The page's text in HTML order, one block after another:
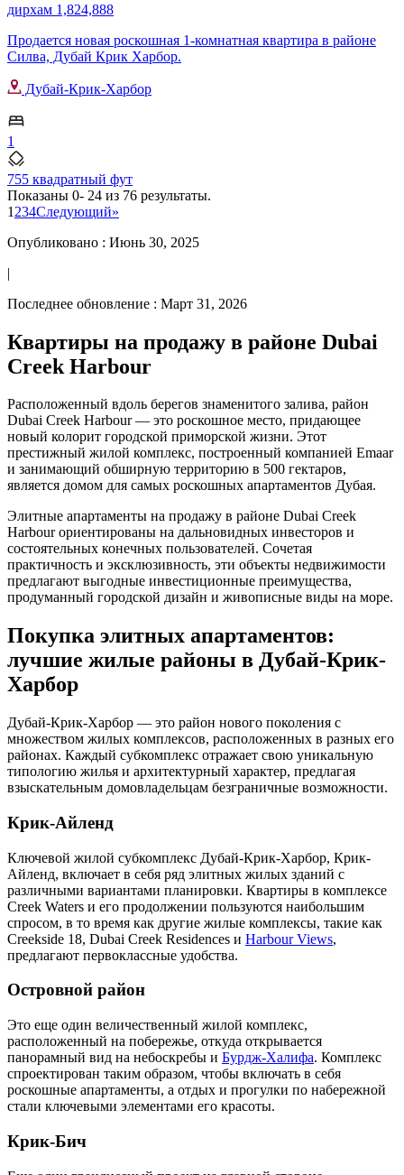
дирхам 1,824,888
Продается новая роскошная 1-комнатная квартира в районе
Силва, Дубай Крик Харбор.
Дубай-Крик-Харбор
1
755 квадратный фут
Показаны 0- 24 из 76 результаты.
1 234Следующий»
Опубликовано : Июнь 30, 2025
|
Последнее обновление : Март 31, 2026
Квартиры на продажу в районе Dubai
Creek Harbour
Расположенный вдоль берегов знаменитого залива, район
Dubai Creek Harbour — это роскошное место, придающее
новый колорит городской приморской жизни. Этот
престижный жилой комплекс, построенный компанией Emaar
и занимающий обширную территорию в 500 гектаров,
является домом для самых роскошных апартаментов Дубая.
Элитные апартаменты на продажу в районе Dubai Creek
Harbour ориентированы на дальновидных инвесторов и
состоятельных конечных пользователей. Сочетая
практичность и эксклюзивность, эти объекты недвижимости
предлагают выгодные инвестиционные преимущества,
продуманный городской дизайн и живописные виды на море.
Покупка элитных апартаментов:
лучшие жилые районы в Дубай-Крик-
Харбор
Дубай-Крик-Харбор — это район нового поколения с
множеством жилых комплексов, расположенных в разных его
районах. Каждый субкомплекс отражает свою уникальную
типологию жилья и архитектурный характер, предлагая
взыскательным домовладельцам безграничные возможности.
Крик-Айленд
Ключевой жилой субкомплекс Дубай-Крик-Харбор, Крик-
Айленд, включает в себя ряд элитных жилых зданий с
различными вариантами планировки. Квартиры в комплексе
Creek Waters и его продолжении пользуются наибольшим
спросом, в то время как другие жилые комплексы, такие как
Creekside 18, Dubai Creek Residences и Harbour Views,
предлагают первоклассные удобства.
Островной район
Это еще один величественный жилой комплекс,
расположенный на побережье, откуда открывается
панорамный вид на небоскребы и Бурдж-Халифа. Комплекс
спроектирован таким образом, чтобы включать в себя
роскошные апартаменты, а отдых и прогулки по набережной
стали ключевыми элементами его красоты.
Крик-Бич